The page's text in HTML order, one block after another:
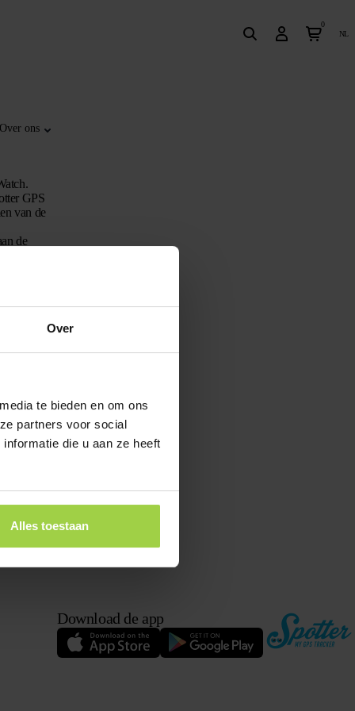
Over
te bieden en om ons
partners voor social
die u aan ze heeft
Alles toestaan
Over ons
0
nl
GPS
van de
de
GPS
in de
goed
GPS
Watch
van
Download de app